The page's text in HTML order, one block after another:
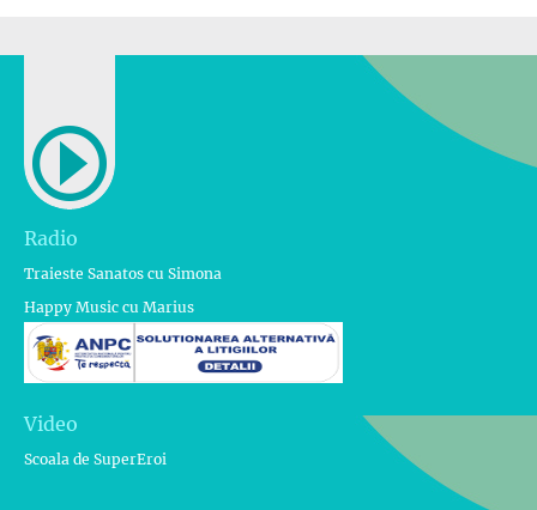
Radio
Traieste Sanatos cu Simona
Happy Music cu Marius
Video
Scoala de SuperEroi